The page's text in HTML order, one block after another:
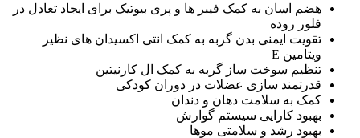
هضم اسان به کمک فیبر ها و پری بیوتیک برای ایجاد تعادل در
فلور روده
تقویت ایمنی بدن گربه به کمک انتی اکسیدان های نظیر
ویتامین E
تنظیم سوخت ساز گربه به کمک ال کارنیتین
قدرتمند سازی عضلات در دوران کودکی
کمک به سلامت دهان و دندان
بهبود کارایی سیستم گوارش
بهبود رشد و سلامتی موها